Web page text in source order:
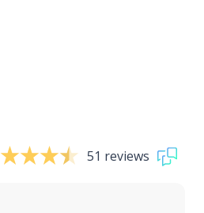
51 reviews